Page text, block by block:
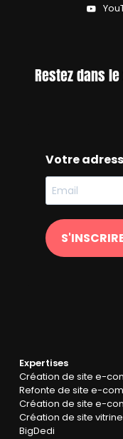
Restez dans
Votre
Expertises
Création de site e-
Refonte de site e-
Création de site e-
Création de site vitrine
BigDedi